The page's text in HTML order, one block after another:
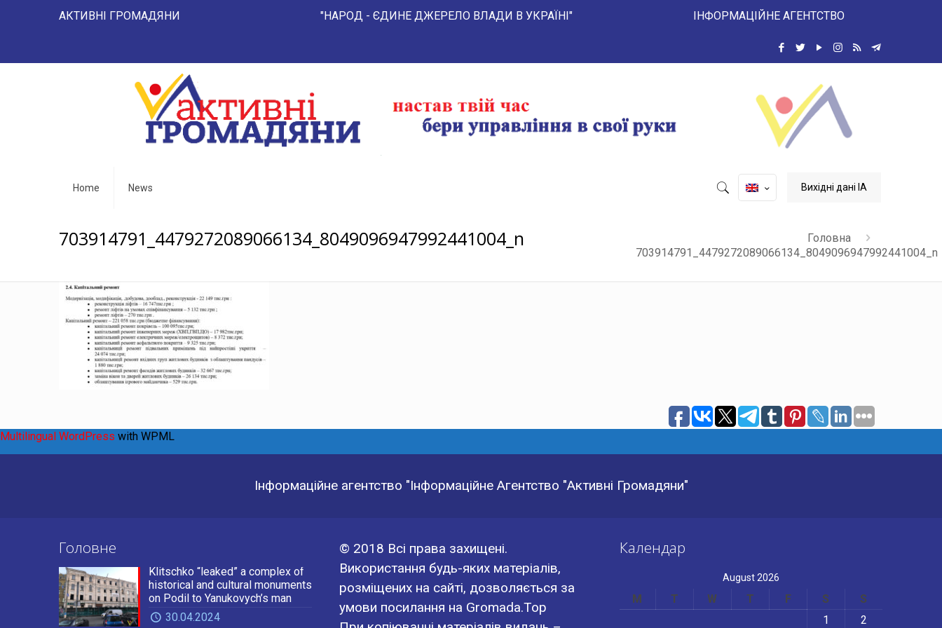
АКТИВНІ ГРОМАДЯНИ "НАРОД - ЄДИНЕ ДЖЕРЕЛО ВЛАДИ В УКРАЇНІ" ІНФОРМАЦІЙНЕ АГЕНТСТВО
Home News Вихідні дані ІА
703914791_4479272089066134_8049096947992441004_n
Головна
703914791_4479272089066134_8049096947992441004_n
Інформаційне агентство "Інформаційне Агентство "Активні Громадяни"
Головне
Klitschko “leaked” a complex of
historical and cultural monuments
on Podil to Yanukovych’s man
30.04.2024
© 2018 Всі права захищені.
Використання будь-яких матеріалів,
розміщених на сайті, дозволяється за
умови посилання на Gromada.Top
Календар
August 2026
M T W T F S
S
1
2
Multilingual WordPress with WPML